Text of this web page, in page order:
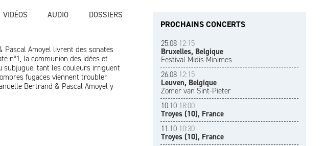
VIDÉOS AUDIO DOSSIERS
Pascal Amoyel livrent des sonates
n°1, la communion des idées et
subjugue, tant les couleurs irriguent
fugaces viennent troubler
Bertrand & Pascal Amoyel y
PROCHAINS CONCERTS
25.08 12:15
Bruxelles, Belgique
Festival Midis Minimes
26.08 12:15
Leuven, Belgique
Zomer van Sint-Pieter
10.10 18:00
Troyes (10), France
11.10 10:30
Troyes (10), France